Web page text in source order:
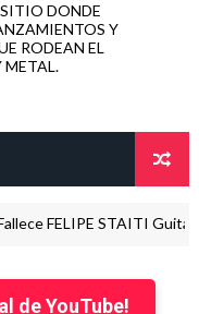
DONDE
Y
RODEAN EL
METAL.
STAITI Guitarrista de
de YouTube!